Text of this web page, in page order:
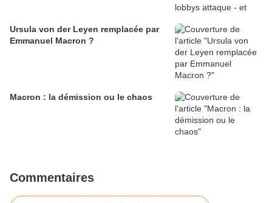
Ursula von der Leyen remplacée par
Emmanuel Macron ?
Macron : la démission ou le chaos
Commentaires